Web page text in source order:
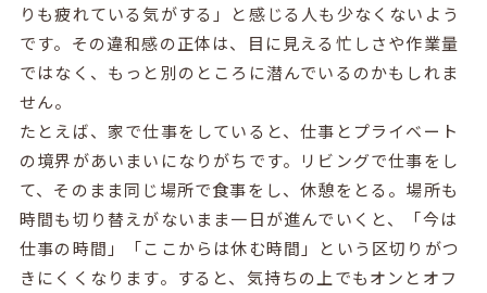
りも疲れている気がする」と感じる人も少なくないよう
です。その違和感の正体は、目に見える忙しさや作業量
ではなく、もっと別のところに潜んでいるのかもしれま
せん。
たとえば、家で仕事をしていると、仕事とプライベート
の境界があいまいになりがちです。リビングで仕事をし
て、そのまま同じ場所で食事をし、休憩をとる。場所も
時間も切り替えがないまま一日が進んでいくと、「今は
仕事の時間」「ここからは休む時間」という区切りがつ
きにくくなります。すると、気持ちの上でもオンとオフ